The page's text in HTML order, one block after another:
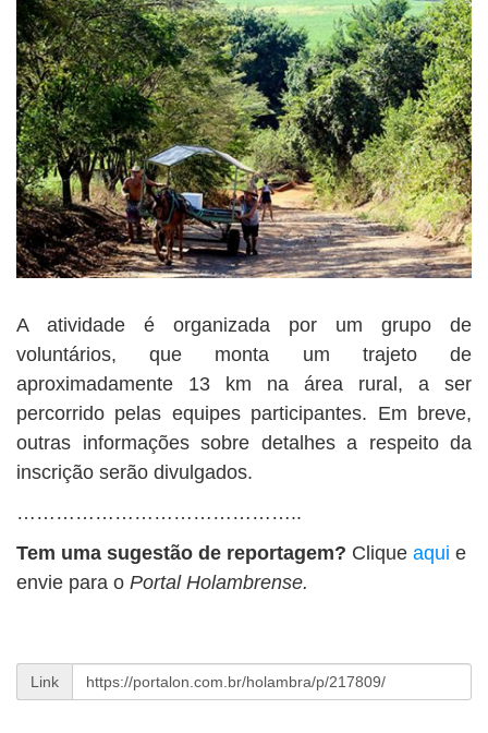
A atividade é organizada por um grupo de
voluntários, que monta um trajeto de
aproximadamente 13 km na área rural, a ser
percorrido pelas equipes participantes. Em breve,
outras informações sobre detalhes a respeito da
inscrição serão divulgados.
……………………………………..
Tem uma sugestão de reportagem? Clique aqui e
envie para o Portal Holambrense.
Link